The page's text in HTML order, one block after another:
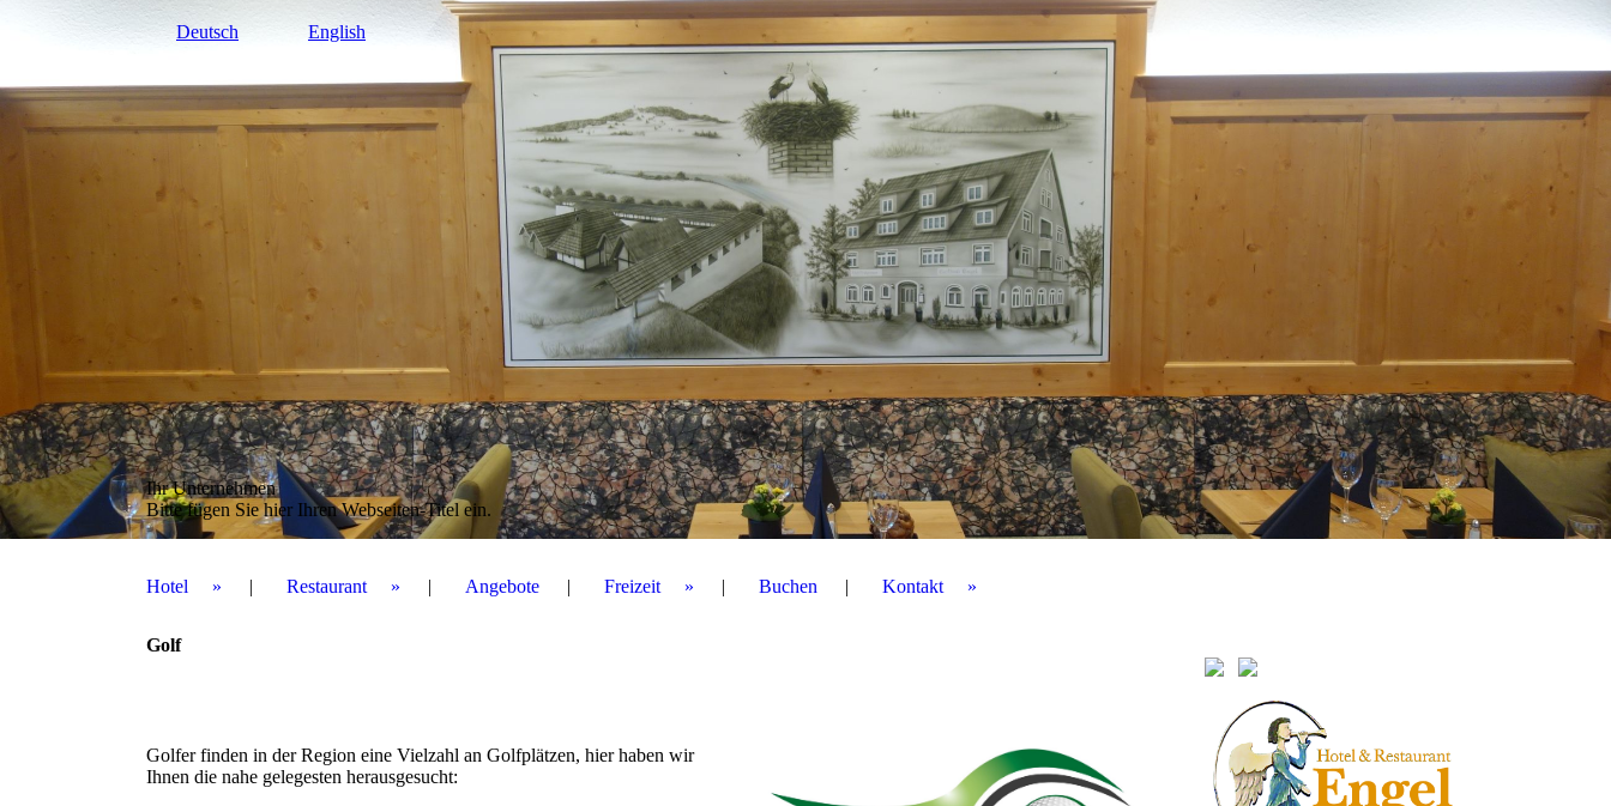
Deutsch English
Ihr Unternehmen
Bitte fügen Sie hier Ihren Webseiten-Titel ein.
Hotel Restaurant Angebote Freizeit Buchen Kontakt
Golf
Golfer finden in der Region eine Vielzahl an Golfplätzen, hier haben wir
Ihnen die nahe gelegesten herausgesucht: